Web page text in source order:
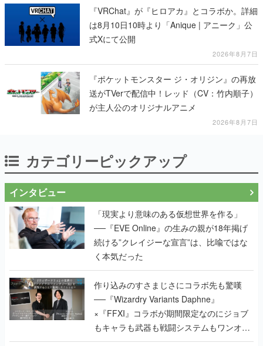
『VRChat』が『ヒロアカ』とコラボか。詳細
は8月10日10時より「Anique | アニーク」公
式Xにて公開
2026年8月7日
『ポケットモンスター ジ・オリジン』の再放
送がTVerで配信中！レッド（CV：竹内順子）
が主人公のオリジナルアニメ
2026年8月7日
カテゴリーピックアップ
インタビュー
「現実より意味のある仮想世界を作る」
──『EVE Online』の生みの親が18年掲げ
続ける”クレイジーな宣言”は、比喩ではな
く本気だった
作り込みのすさまじさにコラボ先も驚嘆
──『Wizardry Variants Daphne』
×『FFXI』コラボが期間限定なのにジョブ
もキャラも武器も戦闘システムもワンオフ
で作り込まれた理由を両ディレクターに聞